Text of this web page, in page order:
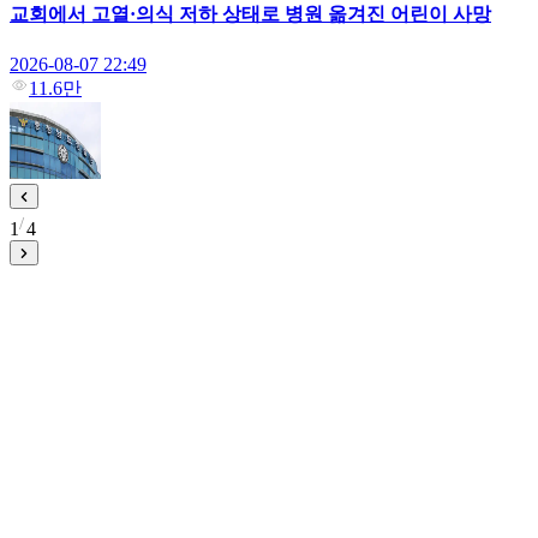
교회에서 고열·의식 저하 상태로 병원 옮겨진 어린이 사망
2026-08-07 22:49
11.6만
1 4